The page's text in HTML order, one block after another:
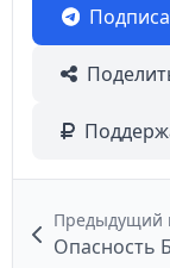
Предыдущий
Опасность